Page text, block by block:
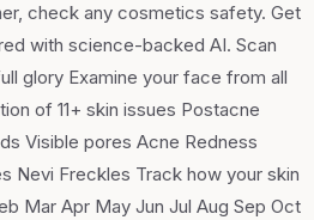
check any cosmetics safety. Get
with science-backed AI. Scan
glory Examine your face from all
of 11+ skin issues Postacne
Visible pores Acne Redness
Nevi Freckles Track how your skin
Mar Apr May Jun Jul Aug Sep Oct